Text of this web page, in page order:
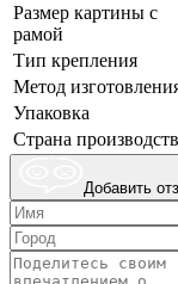
Размер картины с
рамой
Тип крепления
Метод
Упаковка
Страна
Добавить